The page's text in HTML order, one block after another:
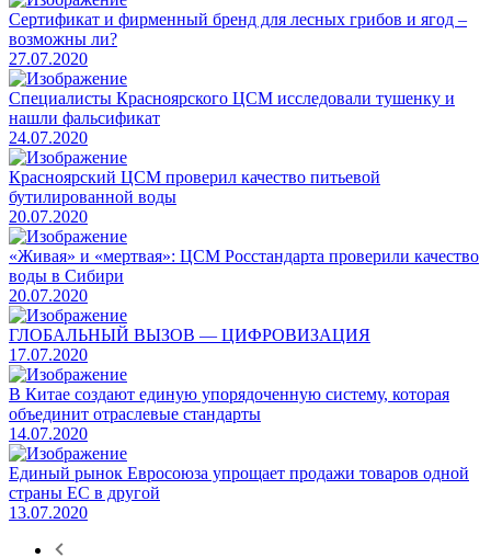
​Сертификат и фирменный бренд для лесных грибов и ягод –
возможны ли?
27.07.2020
Специалисты Красноярского ЦСМ исследовали тушенку и
нашли фальсификат
24.07.2020
​Красноярский ЦСМ проверил качество питьевой
бутилированной воды
20.07.2020
​«Живая» и «мертвая»: ЦСМ Росстандарта проверили качество
воды в Сибири
20.07.2020
ГЛОБАЛЬНЫЙ ВЫЗОВ ― ЦИФРОВИЗАЦИЯ
17.07.2020
​В Китае создают единую упорядоченную систему, которая
объединит отраслевые стандарты
14.07.2020
​Единый рынок Евросоюза упрощает продажи товаров одной
страны ЕС в другой
13.07.2020